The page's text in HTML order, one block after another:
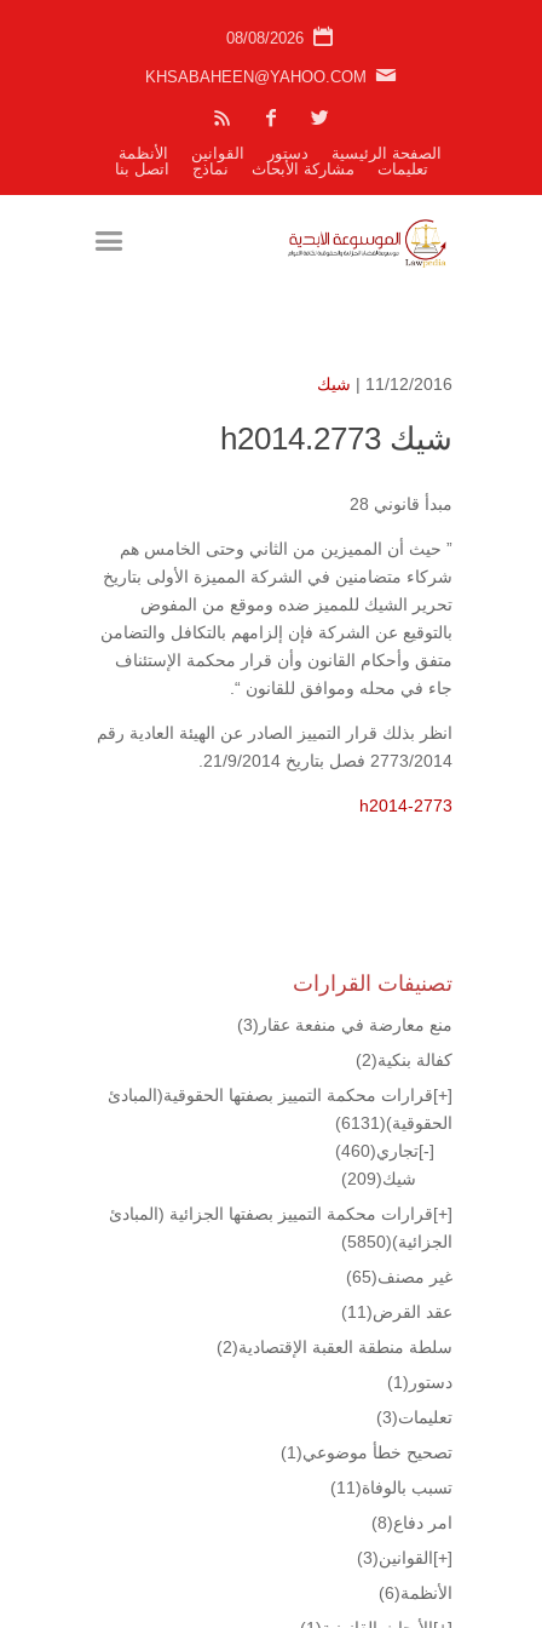
08/08/2026
KHSABAHEEN@YAHOO.COM
الصفحة الرئيسية دستور القوانين
الأنظمة
تعليمات
مشاركة الأبحاث نماذج اتصل بنا
11/12/2016 | شيك
شيك h2014.2773
مبدأ قانوني 28
” حيث أن المميزين من الثاني وحتى الخامس هم
شركاء متضامنين في الشركة المميزة الأولى بتاريخ
تحرير الشيك للمميز ضده وموقع من المفوض
بالتوقيع عن الشركة فإن إلزامهم بالتكافل والتضامن
متفق وأحكام القانون وأن قرار محكمة الإستئناف
جاء في محله وموافق للقانون “.
انظر بذلك قرار التمييز الصادر عن الهيئة العادية رقم
2773/2014 فصل بتاريخ 21/9/2014.
h2014-2773
تصنيفات القرارات
منع معارضة في منفعة عقار (3)
كفالة بنكية(2)
[+]قرارات محكمة التمييز بصفتها الحقوقية(المبادئ
الحقوقية)(6131)
[-]تجاري(460)
شيك(209)
[+]قرارات محكمة التمييز بصفتها الجزائية (المبادئ
الجزائية)(5850)
غير مصنف(65)
عقد القرض(11)
سلطة منطقة العقبة الإقتصادية(2)
دستور (1)
تعليمات(3)
تصحيح خطأ موضوعي(1)
تسبب بالوفاة(11)
امر دفاع(8)
[+]القوانين(3)
الأنظمة(6)